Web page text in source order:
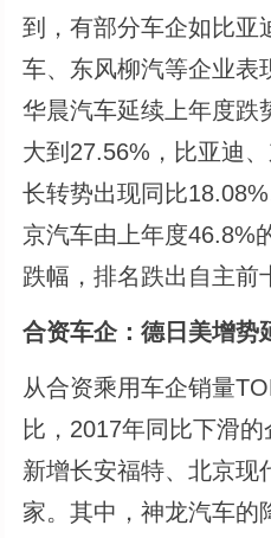
到，有部分车企如比亚
车、东风柳汽等企业表
华晨汽车延续上年度跌
大到27.56%，比亚迪
长转势出现同比
京汽车由上年度46.8%
跌幅，排名跌出自主前
合资车企：德日美增势
从合资乘用车企销量
比，2017年同比下滑的
新增长安福特、北京现
家。其中，神龙汽车的